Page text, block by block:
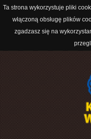
Ta strona wykorzystuje pliki
włączoną obsługę plików
zgadzasz się na